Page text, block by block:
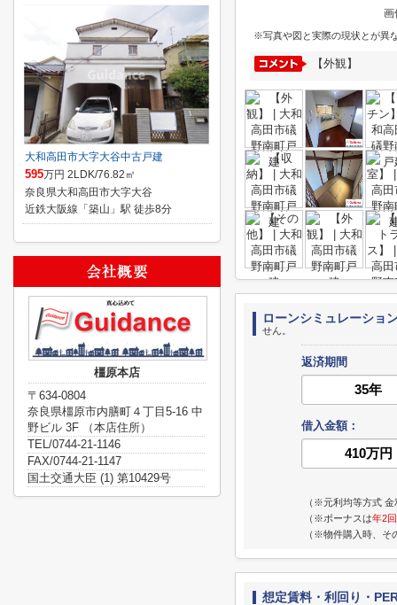
画
※写真や図と実際の現状とが異
【外観】
ローンシミュレーショ
せん。
返済期間
借入金額：
（※元利均等方式 金
（※ボーナスは年2回
（※物件購入時、そ
想定賃料・利回り・
大和高田市大字大谷中古戸建
595万円 2LDK/76.82㎡
奈良県大和高田市大字大谷
近鉄大阪線「築山」駅 徒歩8分
橿原本店
〒634-0804
奈良県橿原市内膳町４丁目5-16 中
野ビル 3F （本店住所）
TEL/0744-21-1146
FAX/0744-21-1147
国土交通大臣 (1) 第10429号